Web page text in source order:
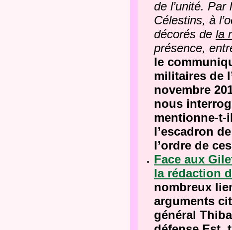
de l’unité.
Célestins, à
décorés dela
présence,
le
militaires de
novembre
nous
mentionne-t-
l’escadron
l’ordre de
Face aux
la rédaction
nombreux
arguments
général